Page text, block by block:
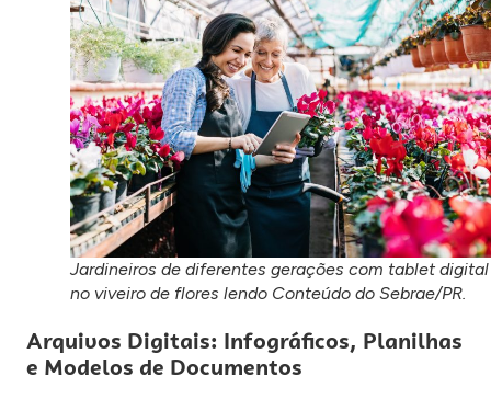
Jardineiros de diferentes gerações com tablet digital
no viveiro de flores lendo Conteúdo do Sebrae/PR.
Arquivos Digitais: Infográficos, Planilhas
e Modelos de Documentos